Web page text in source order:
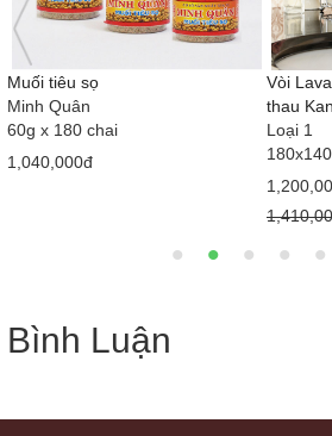
Muối tiêu sọ
Minh Quân
60g x 180 chai
1,040,000đ
Vòi
thau
Loại 1
Bình Luận